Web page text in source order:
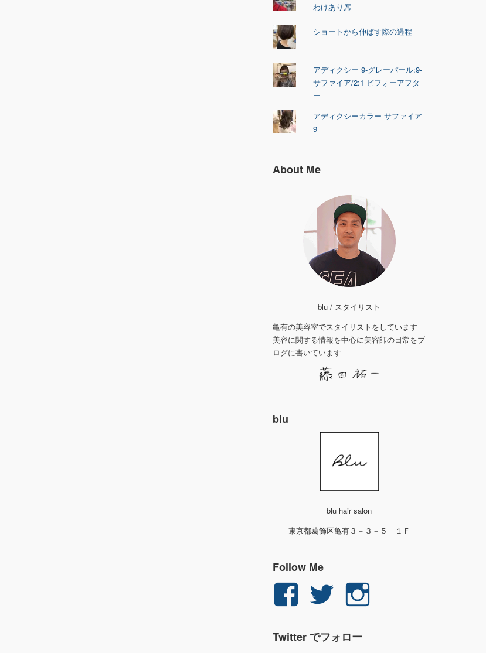
わけあり席
ショートから伸ばす際の過程
アディクシー 9-グレーパール:9-
サファイア/2:1 ビフォーアフタ
ー
アディクシーカラー サファイア
9
About Me
blu / スタイリスト
亀有の美容室でスタイリストをしています
美容に関する情報を中心に美容師の日常をブ
ログに書いています
blu
blu hair salon
東京都葛飾区亀有３－３－５ １Ｆ
Follow Me
yuichi.fujita.351
ん
yu_1_fjt
ん
Twitter でフォロー